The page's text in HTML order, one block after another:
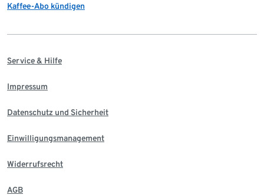
Kaffee-Abo kündigen
Service & Hilfe
Impressum
Datenschutz und Sicherheit
Einwilligungsmanagement
Widerrufsrecht
AGB